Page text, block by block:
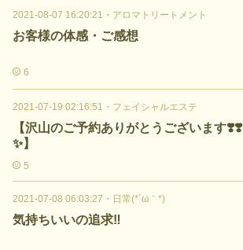
2021-08-07 16:20:21 ・ アロマトリートメント
お客様の体感・ご感想
6
2021-07-19 02:16:51 ・ フェイシャルエステ
【沢山のご予約ありがとうございます❣️❣️
✨】
5
2021-07-08 06:03:27 ・ 日常(*´ω｀*)
気持ちいいの追求‼️